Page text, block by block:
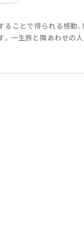
ることで得られる感動
。一生旅と隣あわせの